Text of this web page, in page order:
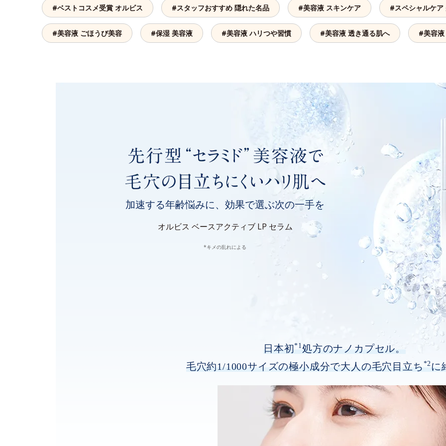
#ベストコスメ受賞 オルビス #スタッフおすすめ 隠れた名品 #美容液 スキンケア #スペシャルケア
#美容液 ごほうび美容 #保湿 美容液 #美容液 ハリつや習慣 #美容液 透き通る肌へ #美容
加速する年齢悩みに、 効果で選ぶ次の一手を
オルビス ベースアクティブ LP セラム
*キメの乱れによる
日本初*1処方のナノカプセル。
毛穴約1/1000サイズの極小成分で大人の毛穴目立ち*2に